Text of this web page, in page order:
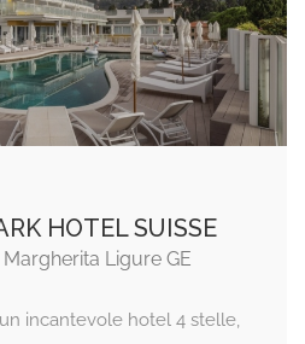
HOTEL SUISSE
Ligure GE
incantevole hotel 4 stelle,